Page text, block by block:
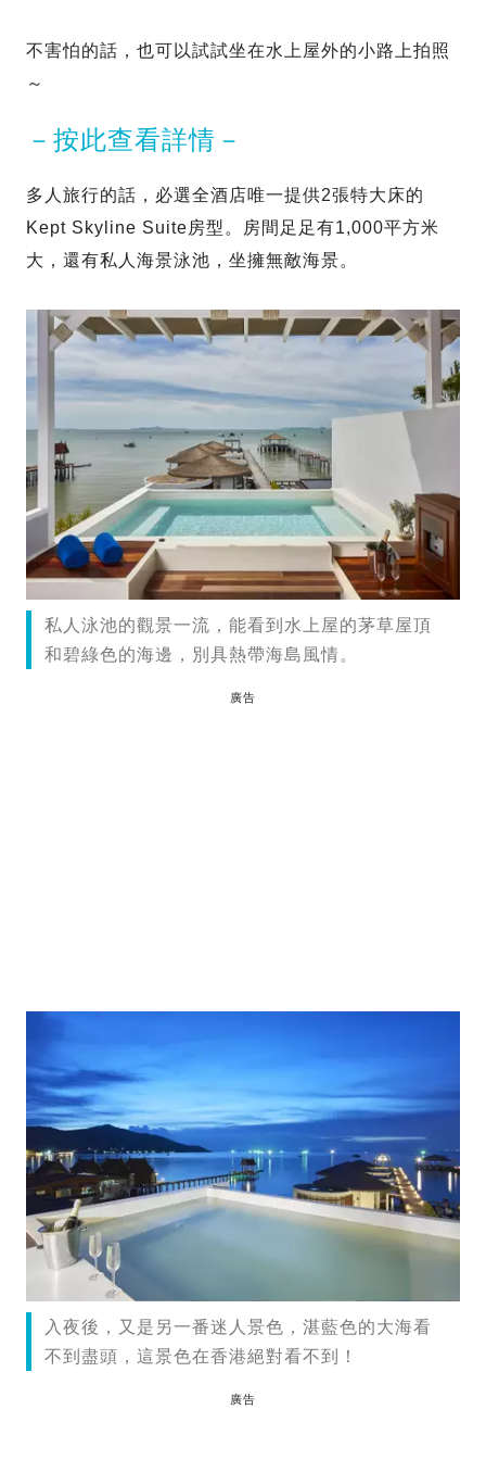
不害怕的話，也可以試試坐在水上屋外的小路上拍照
～
－按此查看詳情－
多人旅行的話，必選全酒店唯一提供2張特大床的
Kept Skyline Suite房型。房間足足有1,000平方米
大，還有私人海景泳池，坐擁無敵海景。
私人泳池的觀景一流，能看到水上屋的茅草屋頂
和碧綠色的海邊，別具熱帶海島風情。
廣告
入夜後，又是另一番迷人景色，湛藍色的大海看
不到盡頭，這景色在香港絕對看不到！
廣告